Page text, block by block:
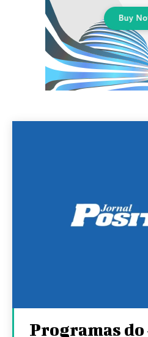
Programas